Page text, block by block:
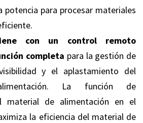
potencia para procesar materiales
con un control remoto
completa para la gestión de
y el aplastamiento del
La función de
material de alimentación en el
la eficiencia del material de